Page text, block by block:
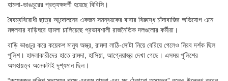
হামলা-ভাঙচুরের প্রত্যক্ষদর্শী হয়েছে বিবিসি।
বৈষম্যবিরোধী ছাত্র আন্দোলনের একজন সমন্বয়কের বাবার বিরুদ্ধে চাঁদাবাজির অভিযোগ এনে
মঙ্গলবার বাড়িঘরে হামলা চালিয়েছে প্রভাবশালী রাজনৈতিক দলগুলোর কর্মীরা।
বাড়ি ভাঙচুর করে কয়েকশ মানুষ অস্ত্র, রামদা লাঠি-সোটা নিয়ে বেরিয়ে গেলেও নিরব দর্শক ছিল
পুলিশ। হামলাকারীদের হাতে রামদা, হাসিয়া, আগ্নেয়াস্ত্র দেখা গেছে। এসময় পুলিশের
অসহায়ত্ব অনেকটাই দৃশ্যমান ছিল।